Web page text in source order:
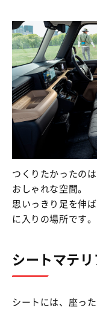
つくりたかったの
おしゃれな空間。
思いっきり足を伸
に入りの場所です。
シートマテリ
シートには、座っ